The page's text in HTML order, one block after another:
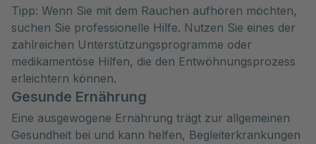
Tipp: Wenn Sie mit dem Rauchen aufhören möchten,
suchen Sie professionelle Hilfe. Nutzen Sie eines der
zahlreichen Unterstützungsprogramme oder
medikamentöse Hilfen, die den Entwöhnungsprozess
erleichtern können.
Gesunde Ernährung
Eine ausgewogene Ernährung trägt zur allgemeinen
Gesundheit bei und kann helfen, Begleiterkrankungen